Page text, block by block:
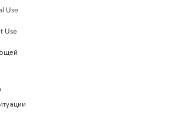
Use
Use